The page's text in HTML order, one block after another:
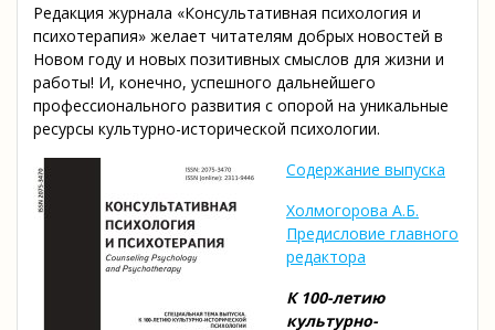
Редакция журнала «Консультативная психология и
психотерапия» желает читателям добрых новостей в
Новом году и новых позитивных смыслов для жизни и
работы! И, конечно, успешного дальнейшего
профессионального развития с опорой на уникальные
ресурсы культурно-исторической психологии.
Содержание выпуска
Холмогорова А.Б.
Предисловие главного
редактора
К 100-летию
культурно-